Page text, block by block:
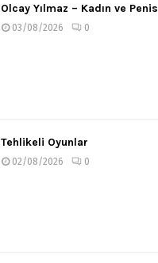
Olcay Yılmaz – Kadın ve Penis
03/08/2026 0
Tehlikeli Oyunlar
02/08/2026 0